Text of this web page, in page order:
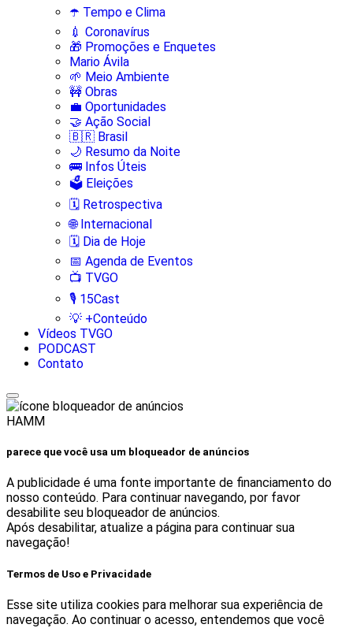
☂️ Tempo e Clima
💉 Coronavírus
🎁 Promoções e Enquetes
Mario Ávila
🌱 Meio Ambiente
🚧 Obras
💼 Oportunidades
🤝 Ação Social
🇧🇷 Brasil
🌙 Resumo da Noite
🚌 Infos Úteis
🗳️ Eleições
🗓️ Retrospectiva
🌐 Internacional
🗓️ Dia de Hoje
📅 Agenda de Eventos
📺 TVGO
🎙️ 15Cast
💡 +Conteúdo
Vídeos TVGO
PODCAST
Contato
HAMM
parece que você usa um bloqueador de anúncios
A publicidade é uma fonte importante de financiamento do
nosso conteúdo. Para continuar navegando, por favor
desabilite seu bloqueador de anúncios.
Após desabilitar, atualize a página para continuar sua
navegação!
Termos de Uso e Privacidade
Esse site utiliza cookies para melhorar sua experiência de
navegação. Ao continuar o acesso, entendemos que você